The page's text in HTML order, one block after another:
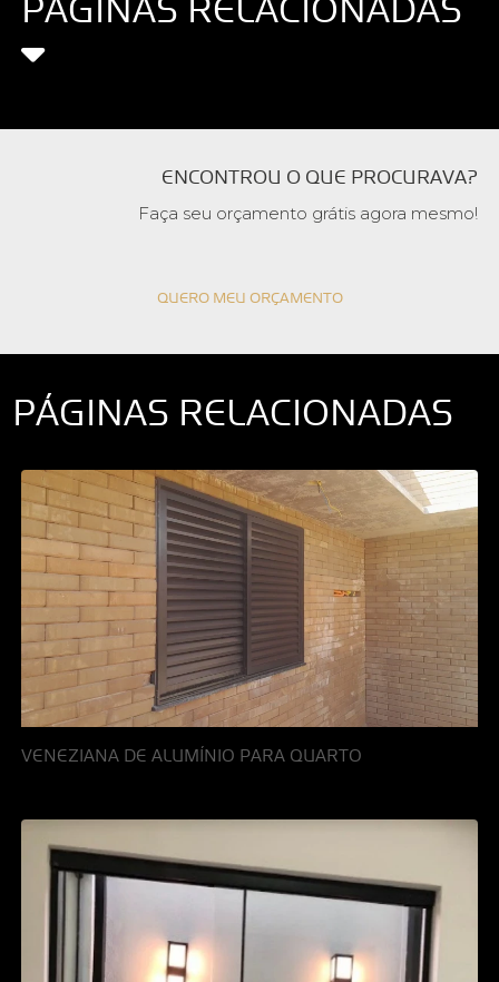
ENCONTROU O QUE PROCURAVA?
Faça seu orçamento grátis agora mesmo!
QUERO MEU ORÇAMENTO
PÁGINAS RELACIONADAS
VENEZIANA DE ALUMÍNIO PARA QUARTO